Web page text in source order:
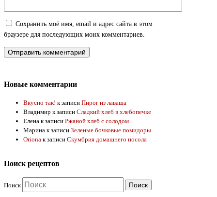
Сохранить моё имя, email и адрес сайта в этом
браузере для последующих моих комментариев.
Новые комментарии
Вкусно так! к записи Пирог из лаваша
Владимир к записи Сладкий хлеб в хлебопечке
Елена к записи Ржаной хлеб с солодом
Марина к записи Зеленые бочковые помидоры
Oriona к записи Скумбрия домашнего посола
Поиск рецептов
Поиск